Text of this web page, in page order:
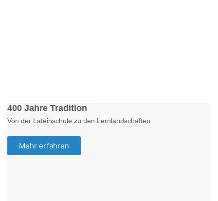
400 Jahre Tradition
Von der Lateinschule zu den Lernlandschaften
Mehr erfahren